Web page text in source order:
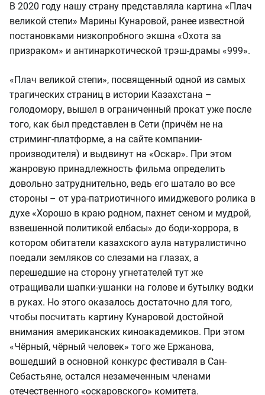
В 2020 году нашу страну представляла картина «Плач
великой степи» Марины Кунаровой, ранее известной
постановками низкопробного экшна «Охота за
призраком» и антинаркотической трэш-драмы «999».
«Плач великой степи», посвященный одной из самых
трагических страниц в истории Казахстана –
голодомору, вышел в ограниченный прокат уже после
того, как был представлен в Сети (причём не на
стриминг-платформе, а на сайте компании-
производителя) и выдвинут на «Оскар». При этом
жанровую принадлежность фильма определить
довольно затруднительно, ведь его шатало во все
стороны – от ура-патриотичного имиджевого ролика в
духе «Хорошо в краю родном, пахнет сеном и мудрой,
взвешенной политикой елбасы» до боди-хоррора, в
котором обитатели казахского аула натуралистично
поедали земляков со слезами на глазах, а
перешедшие на сторону угнетателей тут же
отращивали шапки-ушанки на голове и бутылку водки
в руках. Но этого оказалось достаточно для того,
чтобы посчитать картину Кунаровой достойной
внимания американских киноакадемиков. При этом
«Чёрный, чёрный человек» того же Ержанова,
вошедший в основной конкурс фестиваля в Сан-
Себастьяне, остался незамеченным членами
отечественного «оскаровского» комитета.